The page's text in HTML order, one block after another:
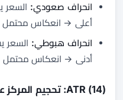
انحراف صعودي:
أعلى → انعكاس محتمل
انحراف هبوطي:
أدنى → انعكاس محتمل
ATR (14): تحجيم المركز على أساس التقلب